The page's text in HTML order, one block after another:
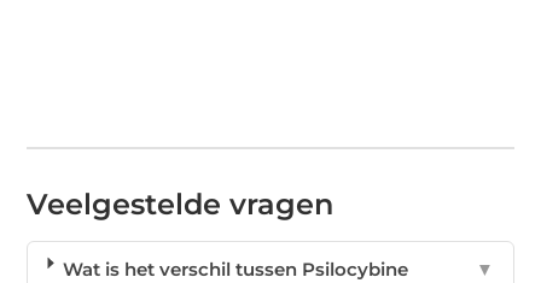
Veelgestelde vragen
Wat is het verschil tussen Psilocybine
▼